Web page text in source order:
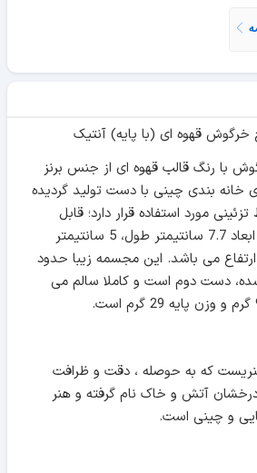
قهوه ای (با پایه) آنتیک
با رنگ قالب قهوه ای از جنس برنز
خانه بندی چینی با دست تولید گردیده
مورد استفاده قرار دارد؛ قابل
شستشو است و دارای ابعاد 7.7 سانتیمتر طول، 5 سانتیمتر
ارتفاع می باشد. این مجسمه زیبا حدود
دست دوم است و کاملا سالم می
که به حوصله ، دقت و ظرافت
درخشان آتش و خاک نام گرفته و هنر
و چینی است.